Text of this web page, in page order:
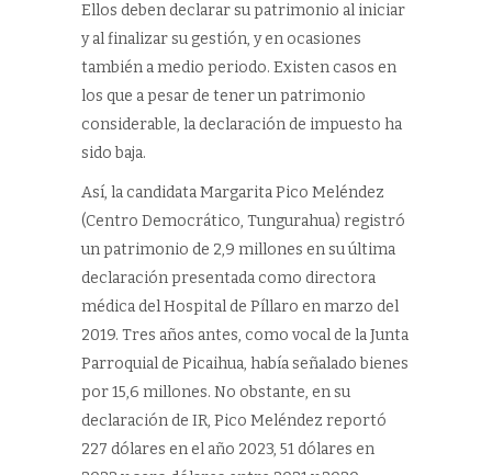
Ellos deben declarar su patrimonio al iniciar
y al finalizar su gestión, y en ocasiones
también a medio periodo. Existen casos en
los que a pesar de tener un patrimonio
considerable, la declaración de impuesto ha
sido baja.
Así, la candidata Margarita Pico Meléndez
(Centro Democrático, Tungurahua) registró
un patrimonio de 2,9 millones en su última
declaración presentada como directora
médica del Hospital de Píllaro en marzo del
2019. Tres años antes, como vocal de la Junta
Parroquial de Picaihua, había señalado bienes
por 15,6 millones. No obstante, en su
declaración de IR, Pico Meléndez reportó
227 dólares en el año 2023, 51 dólares en